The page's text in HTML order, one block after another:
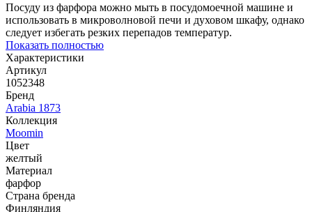
Посуду из фарфора можно мыть в посудомоечной машине и
использовать в микроволновой печи и духовом шкафу, однако
следует избегать резких перепадов температур.
Показать полностью
Характеристики
Артикул
1052348
Бренд
Arabia 1873
Коллекция
Moomin
Цвет
желтый
Материал
фарфор
Страна бренда
Финляндия